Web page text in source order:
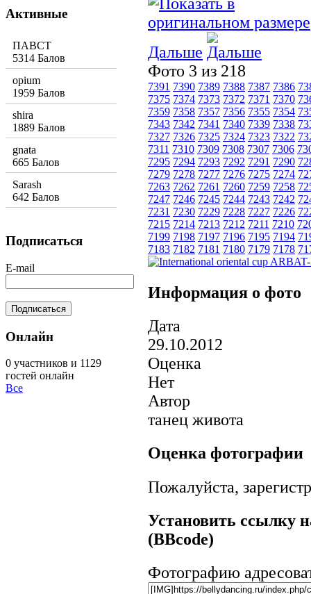
Дальше
Фото 3 из 218
7391 7390 7389 7388 7387 7386
7375 7374 7373 7372 7371 7370
7359 7358 7357 7356 7355 7354
7343 7342 7341 7340 7339 7338
7327 7326 7325 7324 7323 7322
7311 7310 7309 7308 7307 7306
7295 7294 7293 7292 7291 7290
7279 7278 7277 7276 7275 7274
7263 7262 7261 7260 7259 7258
7247 7246 7245 7244 7243 7242
7231 7230 7229 7228 7227 7226
7215 7214 7213 7212 7211 7210
7199 7198 7197 7196 7195 7194
7183 7182 7181 7180 7179 7178
Информация о фото
Дата
29.10.2012
Оценка
Нет
Автор
танец живота
Оценка фотографии
Пожалуйста,
Установить ссылку
(BBcode)
Фотографию
Активные
ПАВСТ
5314 Балов
opium
1959 Балов
shira
1889 Балов
gnata
665 Балов
Sarash
642 Балов
Подписаться
E-mail
Онлайн
0 участников и 1129
гостей онлайн
Все